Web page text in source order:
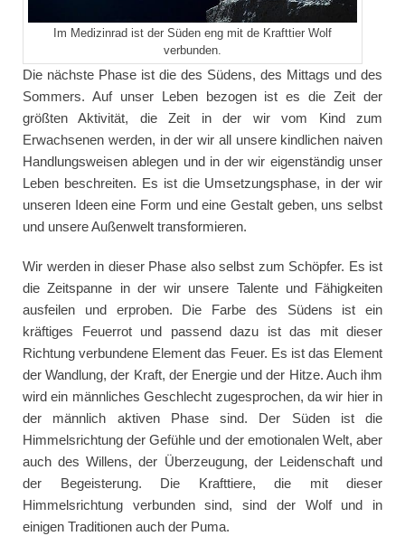
Im Medizinrad ist der Süden eng mit de Krafttier Wolf
verbunden.
Die nächste Phase ist die des Südens, des Mittags und des
Sommers. Auf unser Leben bezogen ist es die Zeit der
größten Aktivität, die Zeit in der wir vom Kind zum
Erwachsenen werden, in der wir all unsere kindlichen naiven
Handlungsweisen ablegen und in der wir eigenständig unser
Leben beschreiten. Es ist die Umsetzungsphase, in der wir
unseren Ideen eine Form und eine Gestalt geben, uns selbst
und unsere Außenwelt transformieren.
Wir werden in dieser Phase also selbst zum Schöpfer. Es ist
die Zeitspanne in der wir unsere Talente und Fähigkeiten
ausfeilen und erproben. Die Farbe des Südens ist ein
kräftiges Feuerrot und passend dazu ist das mit dieser
Richtung verbundene Element das Feuer. Es ist das Element
der Wandlung, der Kraft, der Energie und der Hitze. Auch ihm
wird ein männliches Geschlecht zugesprochen, da wir hier in
der männlich aktiven Phase sind. Der Süden ist die
Himmelsrichtung der Gefühle und der emotionalen Welt, aber
auch des Willens, der Überzeugung, der Leidenschaft und
der Begeisterung. Die Krafttiere, die mit dieser
Himmelsrichtung verbunden sind, sind der Wolf und in
einigen Traditionen auch der Puma.